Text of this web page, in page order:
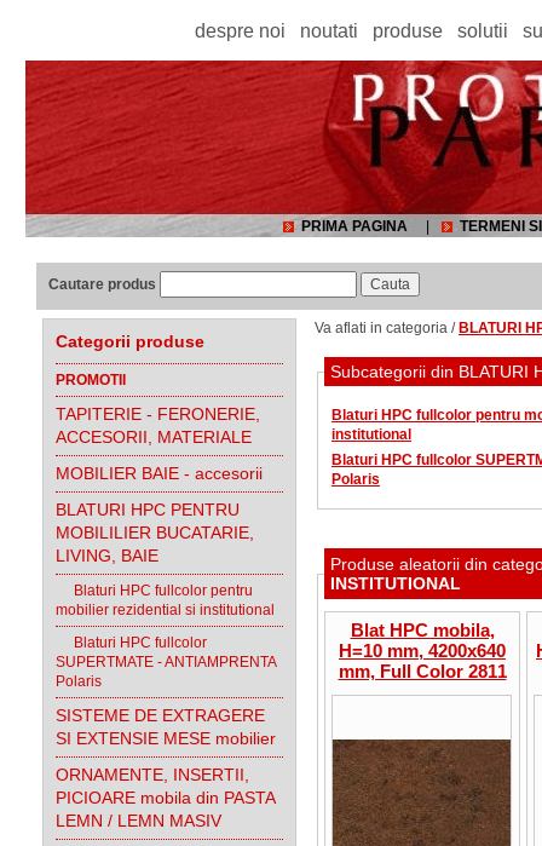
despre noi noutati produse solutii
PRIMA PAGINA TERMENI
Cautare produs
Categorii produse
PROMOTII
TAPITERIE - FERONERIE,
ACCESORII, MATERIALE
MOBILIER BAIE - accesorii
BLATURI HPC PENTRU
MOBILILIER BUCATARIE,
LIVING, BAIE
Blaturi HPC fullcolor pentru
mobilier rezidential si institutional
Blaturi HPC fullcolor
SUPERTMATE - ANTIAMPRENTA
Polaris
SISTEME DE EXTRAGERE
SI EXTENSIE MESE mobilier
ORNAMENTE, INSERTII,
PICIOARE mobila din PASTA
LEMN / LEMN MASIV
Va aflati in categoria / BLATURI
Subcategorii din BLATURI
Blaturi HPC fullcolor pentru
institutional
Blaturi HPC fullcolor
Polaris
Produse aleatorii din
INSTITUTIONAL
Blat HPC mobila,
H=10 mm, 4200x640
mm, Full Color 2811
Mongolia Climb,